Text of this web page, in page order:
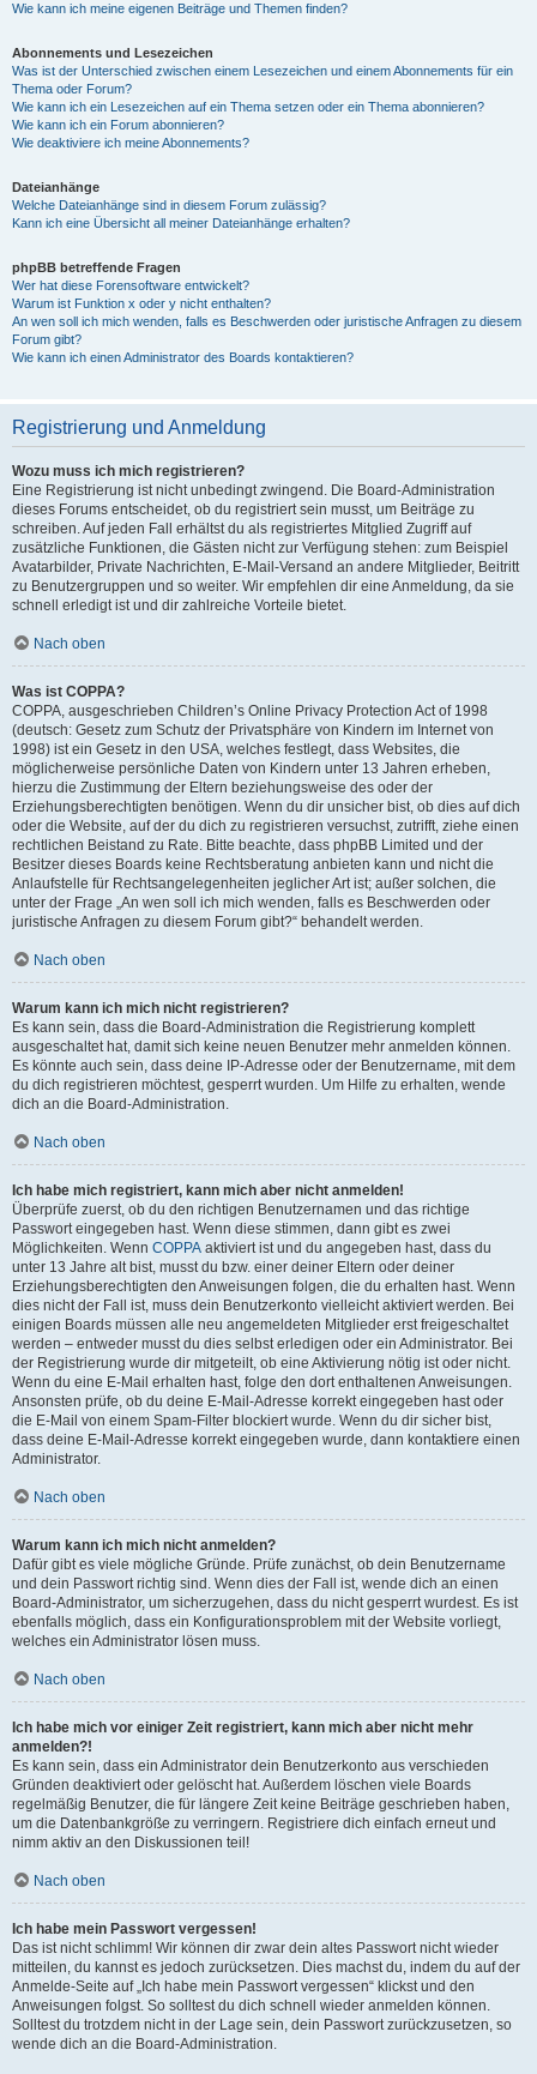
Wie kann ich meine eigenen Beiträge und Themen finden?
Abonnements und Lesezeichen
Was ist der Unterschied zwischen einem Lesezeichen und einem Abonnements für ein
Thema oder Forum?
Wie kann ich ein Lesezeichen auf ein Thema setzen oder ein Thema abonnieren?
Wie kann ich ein Forum abonnieren?
Wie deaktiviere ich meine Abonnements?
Dateianhänge
Welche Dateianhänge sind in diesem Forum zulässig?
Kann ich eine Übersicht all meiner Dateianhänge erhalten?
phpBB betreffende Fragen
Wer hat diese Forensoftware entwickelt?
Warum ist Funktion x oder y nicht enthalten?
An wen soll ich mich wenden, falls es Beschwerden oder juristische Anfragen zu diesem
Forum gibt?
Wie kann ich einen Administrator des Boards kontaktieren?
Registrierung und Anmeldung
Wozu muss ich mich registrieren?
Eine Registrierung ist nicht unbedingt zwingend. Die Board-Administration
dieses Forums entscheidet, ob du registriert sein musst, um Beiträge zu
schreiben. Auf jeden Fall erhältst du als registriertes Mitglied Zugriff auf
zusätzliche Funktionen, die Gästen nicht zur Verfügung stehen: zum Beispiel
Avatarbilder, Private Nachrichten, E-Mail-Versand an andere Mitglieder, Beitritt
zu Benutzergruppen und so weiter. Wir empfehlen dir eine Anmeldung, da sie
schnell erledigt ist und dir zahlreiche Vorteile bietet.
Nach oben
Was ist COPPA?
COPPA, ausgeschrieben Children’s Online Privacy Protection Act of 1998
(deutsch: Gesetz zum Schutz der Privatsphäre von Kindern im Internet von
1998) ist ein Gesetz in den USA, welches festlegt, dass Websites, die
möglicherweise persönliche Daten von Kindern unter 13 Jahren erheben,
hierzu die Zustimmung der Eltern beziehungsweise des oder der
Erziehungsberechtigten benötigen. Wenn du dir unsicher bist, ob dies auf dich
oder die Website, auf der du dich zu registrieren versuchst, zutrifft, ziehe einen
rechtlichen Beistand zu Rate. Bitte beachte, dass phpBB Limited und der
Besitzer dieses Boards keine Rechtsberatung anbieten kann und nicht die
Anlaufstelle für Rechtsangelegenheiten jeglicher Art ist; außer solchen, die
unter der Frage „An wen soll ich mich wenden, falls es Beschwerden oder
juristische Anfragen zu diesem Forum gibt?“ behandelt werden.
Nach oben
Warum kann ich mich nicht registrieren?
Es kann sein, dass die Board-Administration die Registrierung komplett
ausgeschaltet hat, damit sich keine neuen Benutzer mehr anmelden können.
Es könnte auch sein, dass deine IP-Adresse oder der Benutzername, mit dem
du dich registrieren möchtest, gesperrt wurden. Um Hilfe zu erhalten, wende
dich an die Board-Administration.
Nach oben
Ich habe mich registriert, kann mich aber nicht anmelden!
Überprüfe zuerst, ob du den richtigen Benutzernamen und das richtige
Passwort eingegeben hast. Wenn diese stimmen, dann gibt es zwei
Möglichkeiten. Wenn COPPA aktiviert ist und du angegeben hast, dass du
unter 13 Jahre alt bist, musst du bzw. einer deiner Eltern oder deiner
Erziehungsberechtigten den Anweisungen folgen, die du erhalten hast. Wenn
dies nicht der Fall ist, muss dein Benutzerkonto vielleicht aktiviert werden. Bei
einigen Boards müssen alle neu angemeldeten Mitglieder erst freigeschaltet
werden – entweder musst du dies selbst erledigen oder ein Administrator. Bei
der Registrierung wurde dir mitgeteilt, ob eine Aktivierung nötig ist oder nicht.
Wenn du eine E-Mail erhalten hast, folge den dort enthaltenen Anweisungen.
Ansonsten prüfe, ob du deine E-Mail-Adresse korrekt eingegeben hast oder
die E-Mail von einem Spam-Filter blockiert wurde. Wenn du dir sicher bist,
dass deine E-Mail-Adresse korrekt eingegeben wurde, dann kontaktiere einen
Administrator.
Nach oben
Warum kann ich mich nicht anmelden?
Dafür gibt es viele mögliche Gründe. Prüfe zunächst, ob dein Benutzername
und dein Passwort richtig sind. Wenn dies der Fall ist, wende dich an einen
Board-Administrator, um sicherzugehen, dass du nicht gesperrt wurdest. Es ist
ebenfalls möglich, dass ein Konfigurationsproblem mit der Website vorliegt,
welches ein Administrator lösen muss.
Nach oben
Ich habe mich vor einiger Zeit registriert, kann mich aber nicht mehr
anmelden?!
Es kann sein, dass ein Administrator dein Benutzerkonto aus verschieden
Gründen deaktiviert oder gelöscht hat. Außerdem löschen viele Boards
regelmäßig Benutzer, die für längere Zeit keine Beiträge geschrieben haben,
um die Datenbankgröße zu verringern. Registriere dich einfach erneut und
nimm aktiv an den Diskussionen teil!
Nach oben
Ich habe mein Passwort vergessen!
Das ist nicht schlimm! Wir können dir zwar dein altes Passwort nicht wieder
mitteilen, du kannst es jedoch zurücksetzen. Dies machst du, indem du auf der
Anmelde-Seite auf „Ich habe mein Passwort vergessen“ klickst und den
Anweisungen folgst. So solltest du dich schnell wieder anmelden können.
Solltest du trotzdem nicht in der Lage sein, dein Passwort zurückzusetzen, so
wende dich an die Board-Administration.